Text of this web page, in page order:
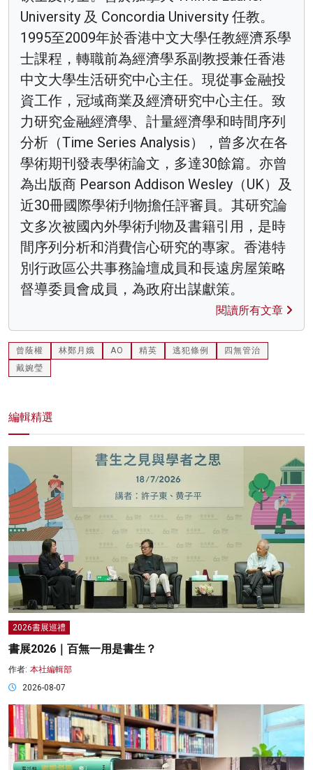
University 及 Concordia University 任教。
1995至2009年於香港中文大學任教經濟系學
士課程，轉職前為經濟學系副教授兼任香港
中文大學生活研究中心主任。現從事金融投
資工作，冠域商業及經濟研究中心主任。致
力研究金融經濟學、計量經濟學和時間序列
分析（Time Series Analysis），曾多次在各
學術期刊發表學術論文，多達30餘篇。亦曾
為出版商 Pearson Addison Wesley（UK）及
近30冊國際學術刋物擔任評審員。其研究論
文多次被國內外學術刋物及書籍引用，是時
間序列分析和消費信心研究的專家。香港特
別行政區公共事務論壇成員和長遠房屋策略
督導委員會成員，為政府出謀獻策。
閱讀所有文章
曾蔭權 林鄭月娥 AO 精英 逃犯條例
四無管治
戴婉瑩
編輯精選
2026書展巡禮
書展2026｜百無一用是書生？
作者: 本社編輯部
2026-08-07